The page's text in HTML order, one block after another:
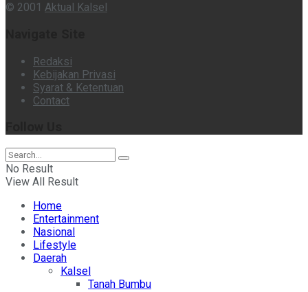
© 2001 Aktual Kalsel
Redaksi
Kebijakan Privasi
Syarat & Ketentuan
Contact
No Result
View All Result
Home
Entertainment
Nasional
Lifestyle
Daerah
Kalsel
Tanah Bumbu